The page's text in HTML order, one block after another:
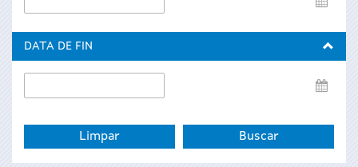
de
DATA DE FIN
de